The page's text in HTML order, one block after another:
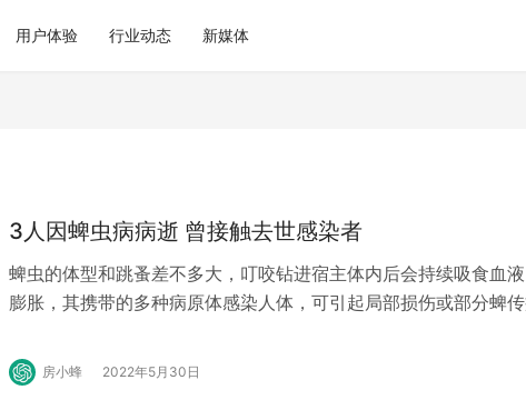
用户体验 行业动态 新媒体
3人因蜱虫病病逝 曾接触去世感染者
蜱虫的体型和跳蚤差不多大，叮咬钻进宿主体内后会持续吸食血
膨胀，其携带的多种病原体感染人体，可引起局部损伤或部分蜱
房小蜂 2022年5月30日